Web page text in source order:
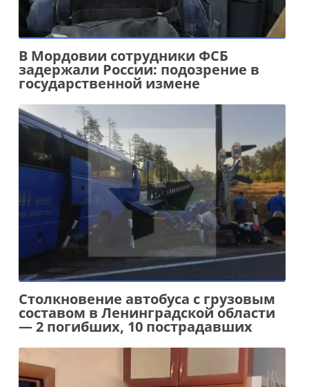
В Мордовии сотрудники ФСБ
задержали России: подозрение в
государственной измене
Столкновение автобуса с грузовым
составом в Ленинградской области
— 2 погибших, 10 пострадавших